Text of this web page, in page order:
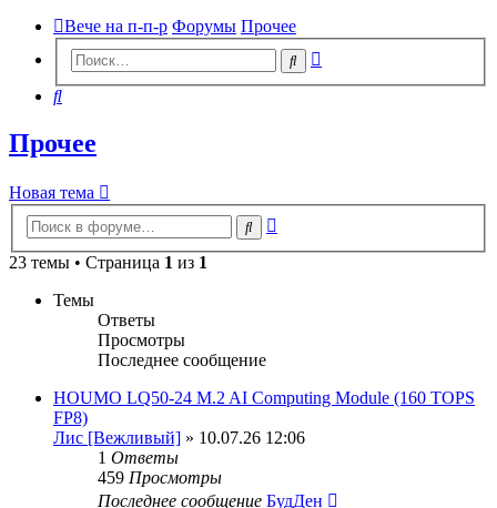
Вече на п-п-р Форумы Прочее
Поиск
Поиск
Прочее
Новая тема
Поиск
23 темы • Страница 1 из 1
Темы
Ответы
Просмотры
Последнее сообщение
HOUMO LQ50-24 M.2 AI Computing Module (160 TOPS
FP8)
Лис [Вежливый] » 10.07.26 12:06
1 Ответы
459 Просмотры
Последнее сообщение БудДен